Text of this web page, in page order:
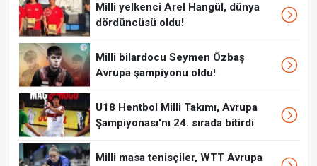
Milli yelkenci Arel Hangül, dünya
dördüncüsü oldu!
Milli bilardocu Seymen Özbaş
Avrupa şampiyonu oldu!
U18 Hentbol Milli Takımı, Avrupa
Şampiyonası'nı 24. sırada bitirdi
Milli masa tenisçiler, WTT Avrupa